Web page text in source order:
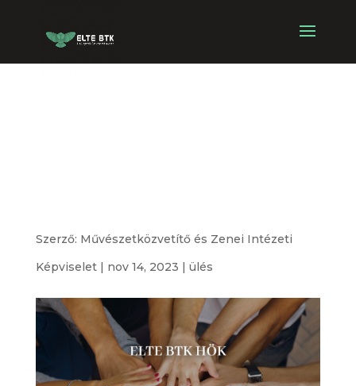
Szerző: Művészetközvetítő és Zenei Intézeti
Képviselet| nov 14, 2023 | ülés